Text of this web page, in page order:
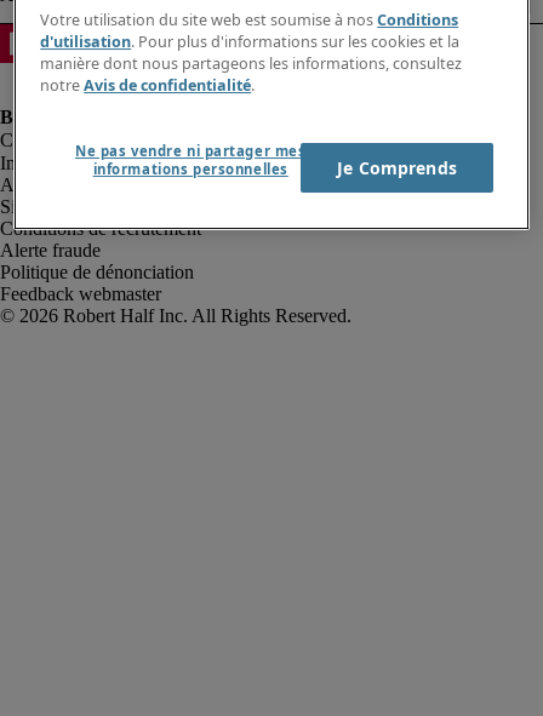
Informations sur la société
Avis de confidentialité
Site web et cookies
Conditions de recrutement
Alerte fraude
Politique de dénonciation
Feedback webmaster
Votre utilisation du site web est soumise à nosConditions
d'utilisation. Pour plus d'informations sur les cookies et la
manière dont nous partageons les informations, consultez
notreAvis de confidentialité.
Ne pas vendre ni partager mes
informations personnelles
Je Comprends